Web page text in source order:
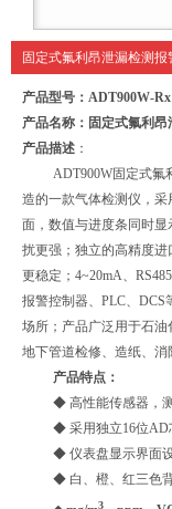
固定式氟利昂泄漏检测报
产品型号： ADT900W-Rx
产品名称：固定式氟利昂
产品描述 ：
ADT900W固定式
造的一款气体检测仪，
面，数值与进度条同时
扰更强；独立的高精度
更稳定；4~20mA、
报警控制器、PLC、
场所；产品广泛用于石油
地下管道检修、造纸、消
产品特点：
◆ 高性能传感器，
◆ 采用独立16位AD
◆ 仪表盘显示界面
◆ 白、橙、红三色
3